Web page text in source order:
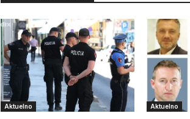
Aktuelno Aktuelno